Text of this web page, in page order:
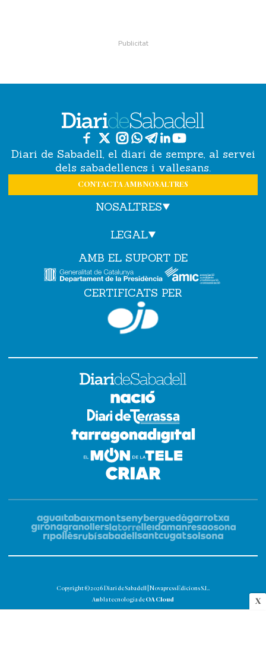
X
Diari de Sabadell, el diari de sempre, al servei
dels sabadellencs i vallesans.
CONTACTA AMB NOSALTRES
NOSALTRES
LEGAL
AMB EL SUPORT DE
CERTIFICATS PER
Copyright © 2026 Diari de Sabadell | Novapress Edicions S.L.
Amb la tecnologia de OA Cloud